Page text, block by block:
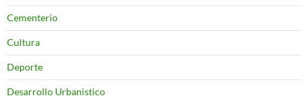
Cementerio
Cultura
Deporte
Desarrollo Urbanistico